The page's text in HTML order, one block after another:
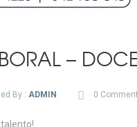
–
By : ADMIN 0
talento!